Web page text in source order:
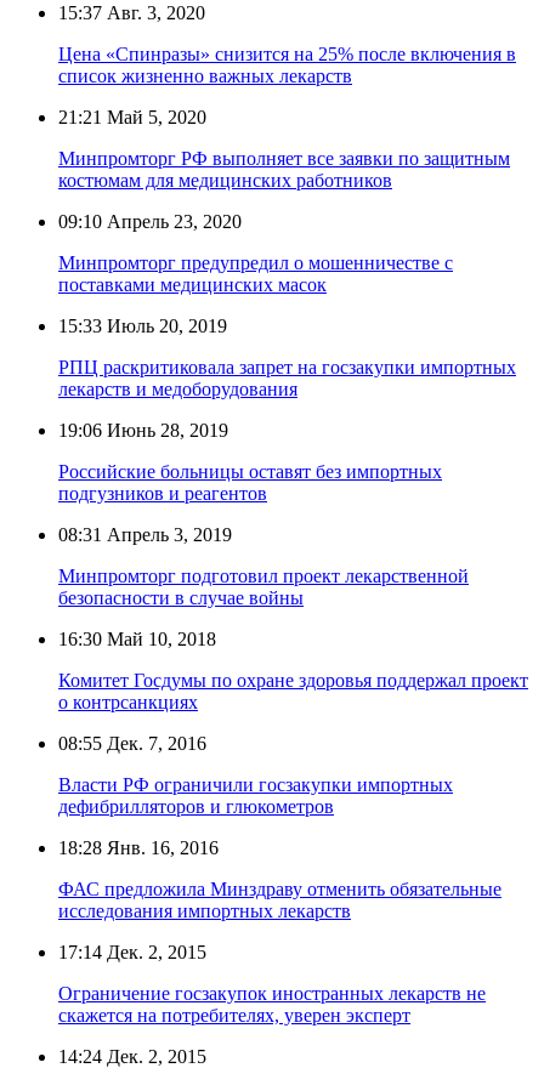
15:37 Авг. 3, 2020
Цена «Спинразы» снизится на 25% после включения в
список жизненно важных лекарств
21:21 Май 5, 2020
Минпромторг РФ выполняет все заявки по защитным
костюмам для медицинских работников
09:10 Апрель 23, 2020
Минпромторг предупредил о мошенничестве с
поставками медицинских масок
15:33 Июль 20, 2019
РПЦ раскритиковала запрет на госзакупки импортных
лекарств и медоборудования
19:06 Июнь 28, 2019
Российские больницы оставят без импортных
подгузников и реагентов
08:31 Апрель 3, 2019
Минпромторг подготовил проект лекарственной
безопасности в случае войны
16:30 Май 10, 2018
Комитет Госдумы по охране здоровья поддержал проект
о контрсанкциях
08:55 Дек. 7, 2016
Власти РФ ограничили госзакупки импортных
дефибрилляторов и глюкометров
18:28 Янв. 16, 2016
ФАС предложила Минздраву отменить обязательные
исследования импортных лекарств
17:14 Дек. 2, 2015
Ограничение госзакупок иностранных лекарств не
скажется на потребителях, уверен эксперт
14:24 Дек. 2, 2015